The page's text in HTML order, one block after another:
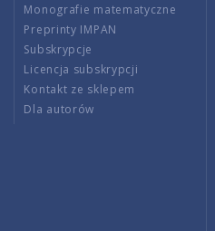
Monografie matematyczne
Preprinty IMPAN
Subskrypcje
Licencja subskrypcji
Kontakt ze sklepem
Dla autorów